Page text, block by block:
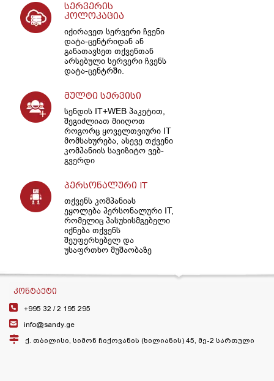
სერვერის
კოლოკაცია
იქირავეთ სერვერი ჩვენი
დატა-ცენტრიდან ან
განათავსეთ თქვენთან
არსებული სერვერი ჩვენს
დატა-ცენტრში.
მულტი სერვისი
სენდის IT+WEB პაკეტით,
შეგიძლიათ მიიღოთ
როგორც ყოველთვიური IT
მომსახურება, ასევე თქვენი
კომპანიის სავიზიტო ვებ-
გვერდი
პერსონალური IT
თქვენს კომპანიას
ეყოლება პერსონალური IT,
რომელიც პასუხისმგებელი
იქნება თქვენს
შეუფერხებელ და
უსაფრთხო მუშაობაზე
ᲙᲝᲜᲢᲐᲥᲢᲘ
+995 32 /2 195 295
info@sandy.ge
ქ. თბილისი, სიმონ ჩიქოვანის (ხილიანის) 45, მე-2 სართული